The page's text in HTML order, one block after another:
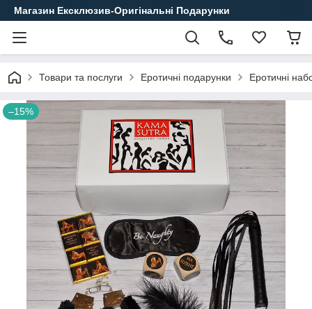
Магазин Ексклюзив-Оригінальні Подарунки
Товари та послуги Еротичні подарунки Еротичні
–15%